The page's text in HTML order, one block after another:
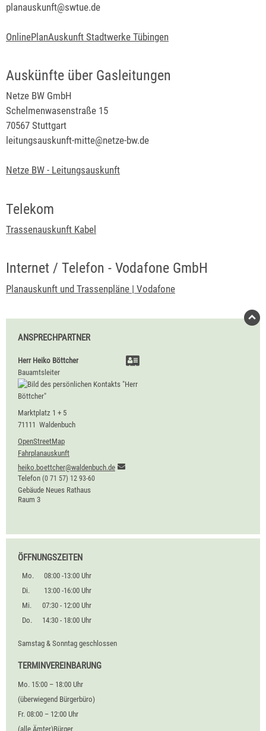
planauskunft@swtue.de
OnlinePlanAuskunft Stadtwerke Tübingen
Auskünfte über Gasleitungen
Netze BW GmbH
Schelmenwasenstraße 15
70567 Stuttgart
leitungsauskunft-mitte@netze-bw.de
Netze BW - Leitungsauskunft
Telekom
Trassenauskunft Kabel
Internet / Telefon - Vodafone GmbH
Planauskunft und Trassenpläne | Vodafone
ANSPRECHPARTNER
Herr Heiko Böttcher
Bauamtsleiter
Marktplatz 1 + 5
71111 Waldenbuch
OpenStreetMap
Fahrplanauskunft
heiko.boettcher@waldenbuch.de
Telefon (0 71 57) 12 93-60
Gebäude Neues Rathaus
Raum 3
ÖFFNUNGSZEITEN
Mo.
08:00 -13:00 Uhr
Di.
13:00 -16:00 Uhr
Mi.
07:30 - 12:00 Uhr
Do.
14:30 - 18:00 Uhr
Samstag & Sonntag geschlossen
TERMINVEREINBARUNG
Mo. 15:00 – 18:00 Uhr
(überwiegend Bürgerbüro)
Fr. 08:00 – 12:00 Uhr
(alle Ämter)Bürger